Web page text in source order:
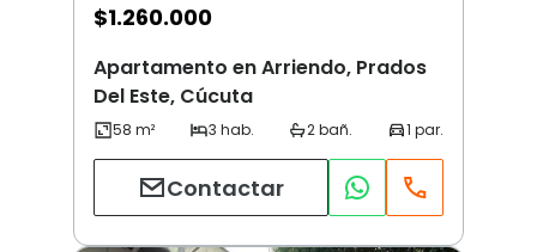
$1.260.000
Apartamento en Arriendo, Prados
Del Este, Cúcuta
Contactar